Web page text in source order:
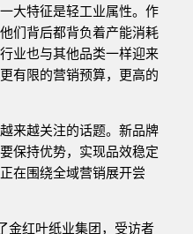
大特征是轻工业属性。作
们背后都背负着产能消耗
业也与其他品类一样迎来
有限的营销预算，更高的
来越关注的话题。新品牌
保持优势，实现品效稳定
在围绕全域营销展开尝
金红叶纸业集团，受访者